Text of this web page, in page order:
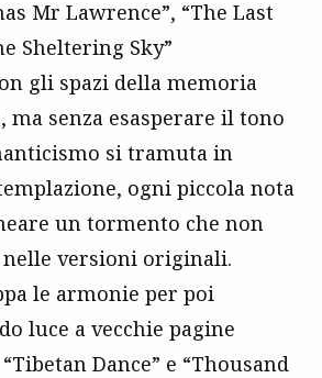
Mr Lawrence”, “The Last
Sheltering Sky”
gli spazi della memoria
ma senza esasperare il tono
si tramuta in
ogni piccola nota
un tormento che non
versioni originali.
le armonie per poi
luce a vecchie pagine
Dance” e “Thousand